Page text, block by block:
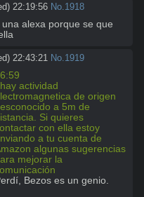
22:19:56 No. 1918
alexa porque se que
22:43:21 No. 1919
actividad
de origen
a 5m de
Si quieres
con ella estoy
a tu cuenta de
algunas sugerencias
mejorar la
Bezos es un genio.